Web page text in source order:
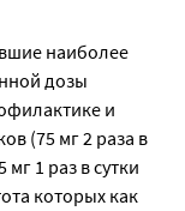
наиболее
дозы
и
(75 мг 2 раза в
1 раз в сутки
которых как